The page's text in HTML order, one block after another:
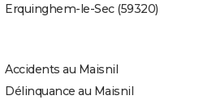
Erquinghem-le-Sec (59320)
Accidents au Maisnil
Délinquance au Maisnil